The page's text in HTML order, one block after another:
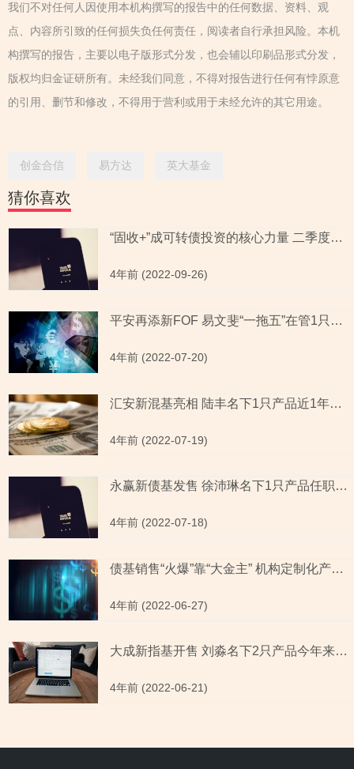
我们不对任何人因使用本机构撰写的报告中的任何数据、资料、观
点、内容所引致的任何损失负任何责任，阅读者自行承担风险。本机
构撰写的报告，主要以电子版形式分发，也会辅以印刷品形式分发，
版权均归金证研所有。未经我们同意，不得对报告进行任何有悖原意
的引用、删节和修改，不得用于营利或用于未经允许的其它用途。
创金合信 易方达 英大基金
猜你喜欢
“固收+”成可转债投资的核心力量 二季度一级债基持有市值环比增幅近10%
4年前 (2022-09-26)
平安再添新FOF 易文斐“一拖五”在管1只产品回报率不足1%
4年前 (2022-07-20)
汇安新混基亮相 陆丰名下1只产品近1年涨幅跑输同类平均
4年前 (2022-07-19)
永赢新债基发售 徐沛琳名下1只产品任职回报率黯然失色
4年前 (2022-07-18)
债基销售“火爆”靠“大金主” 机构定制化产品多以清盘告终
4年前 (2022-06-27)
大成新指基开售 刘淼名下2只产品今年来涨幅跑输同类平均
4年前 (2022-06-21)